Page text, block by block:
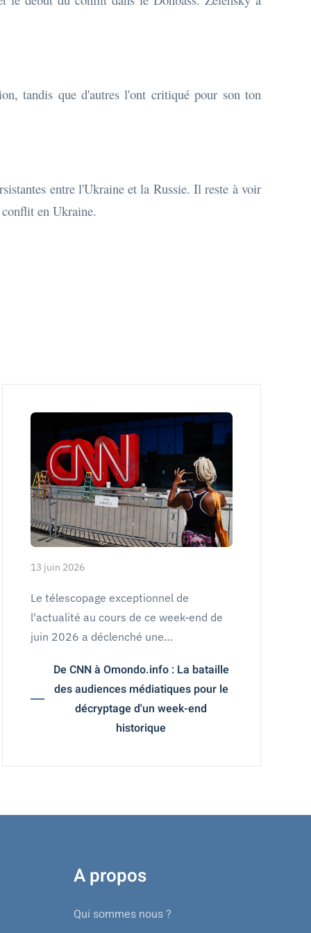
tandis que d'autres l'ont critiqué pour son ton
entre l'Ukraine et la Russie. Il reste à voir
conflit en Ukraine.
13 juin 2026
Le télescopage exceptionnel de
l'actualité au cours de ce week-end de
juin 2026 a déclenché une…
De CNN à Omondo.info : La bataille
des audiences médiatiques pour le
décryptage d'un week-end
historique
A propos
Qui sommes nous ?